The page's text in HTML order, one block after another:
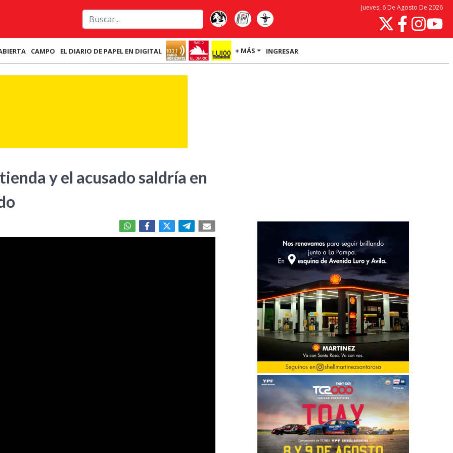
Jueves, 6 De Agosto De 2026
CAMPO EL DIARIO DE PAPEL EN DIGITAL + MÁS INGRESAR
y el acusado saldría en